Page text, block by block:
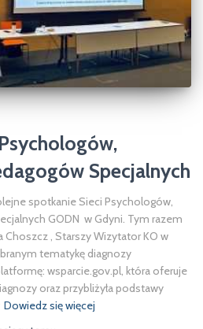
Specjalnych
spotkanie Sieci Psychologów,
GODN w Gdyni. Tym razem
Choszcz , Starszy Wizytator KO w
tematykę diagnozy
wsparcie.gov.pl, która oferuje
oraz przybliżyła podstawy
Dowiedz się więcej